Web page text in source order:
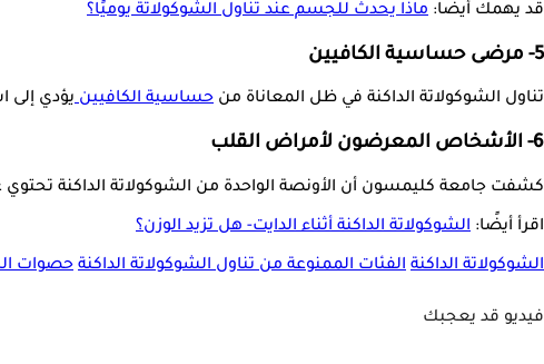
قد يهمك أيضًا: ماذا يحدث للجسم عند تناول الشوكولاتة يوميًا؟
5- مرضى حساسية الكافيين
تناول الشوكولاتة الداكنة في ظل المعاناة من حساسية الكافيينيؤدي إلى
6- الأشخاص المعرضون لأمراض القلب
كشفت جامعة كليمسون أن الأونصة الواحدة من الشوكولاتة الداكنة تحتوي على 150 سعرة حرارية، معظمها من الدهون والسكر، مما يزيد من خطر الإصابة بأمراض القلب والأوعية الدموية عند
اقرأ أيضًا: الشوكولاتة الداكنة أثناء الدايت- هل تزيد الوزن؟
الشوكولاتة الداكنة الفئات الممنوعة من تناول الشوكولاتة الداكنة حصوات
فيديو قد يعجبك